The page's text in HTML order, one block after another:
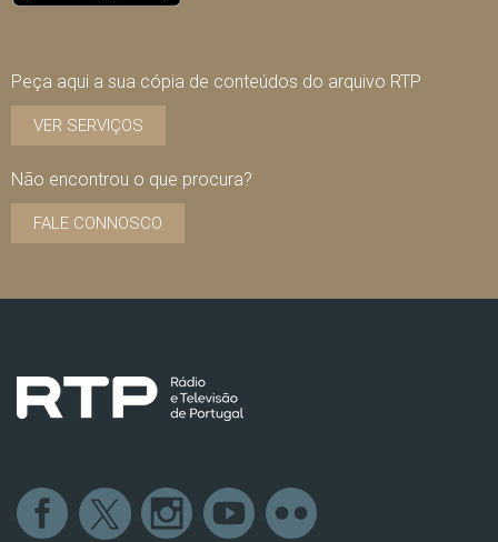
Peça aqui a sua cópia de conteúdos do arquivo RTP
VER SERVIÇOS
Não encontrou o que procura?
FALE CONNOSCO